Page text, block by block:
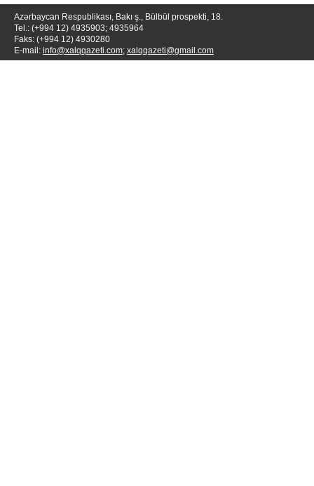
Azərbaycan Respublikası, Bakı ş., Bülbül prospekti, 18.
Tel.: (+994 12) 4935903; 4935964
Faks: (+994 12) 4930280
E-mail: info@xalqqazeti.com; xalqqazeti@gmail.com